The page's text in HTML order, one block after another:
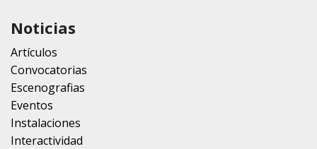
Noticias
Artículos
Convocatorias
Escenografias
Eventos
Instalaciones
Interactividad